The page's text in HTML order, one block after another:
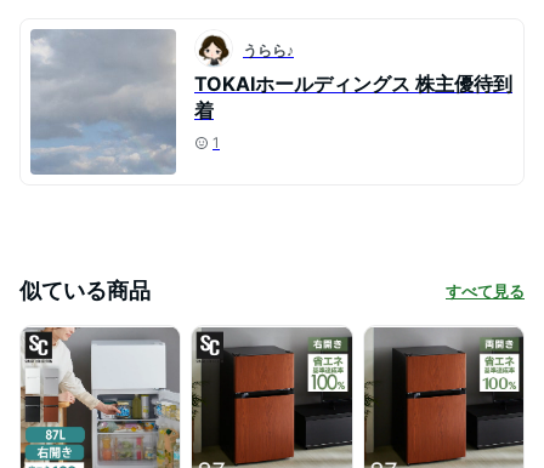
うらら♪
TOKAIホールディングス 株主優待到
着
1
似ている商品 すべて見る